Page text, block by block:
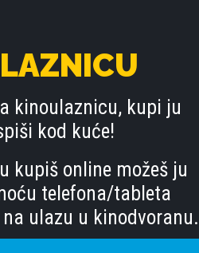
kinoulaznicu, kupi ju
kod kuće!
kupiš online možeš ju
telefona/tableta
ulazu u kinodvoranu.